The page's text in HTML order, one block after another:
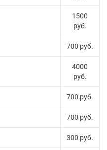
1500
руб.
700 руб.
4000
руб.
700 руб.
700 руб.
300 руб.